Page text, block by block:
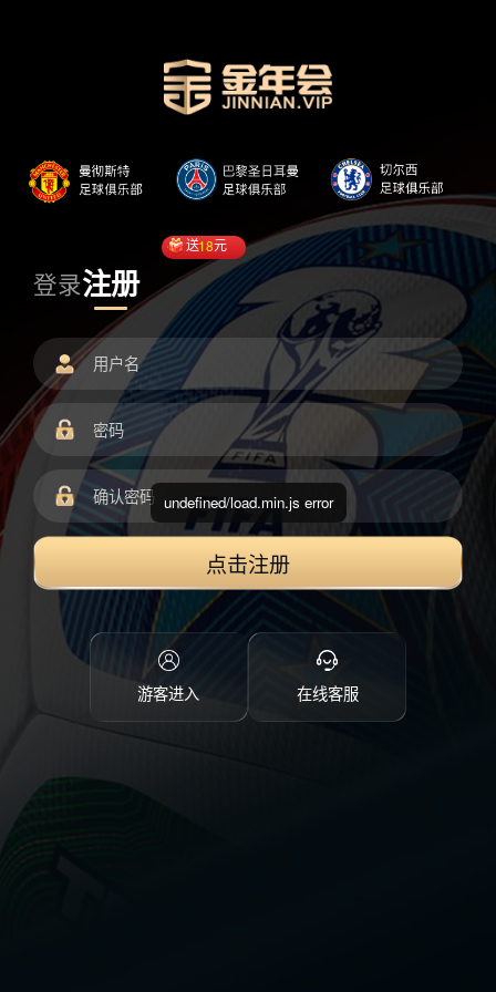
登录注册
送18元
点击注册
游客进入 在线客服
undefined/load.min.js error